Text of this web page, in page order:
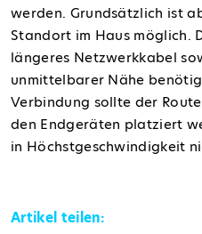
werden. Grundsätzlich ist
Standort im Haus möglich.
längeres Netzwerkkabel
unmittelbarer Nähe
Verbindung sollte der
den Endgeräten platziert
in Höchstgeschwindigkeit
Artikel teilen: